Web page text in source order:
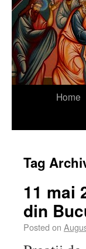
Home
Tag
11 mai
din
Posted on